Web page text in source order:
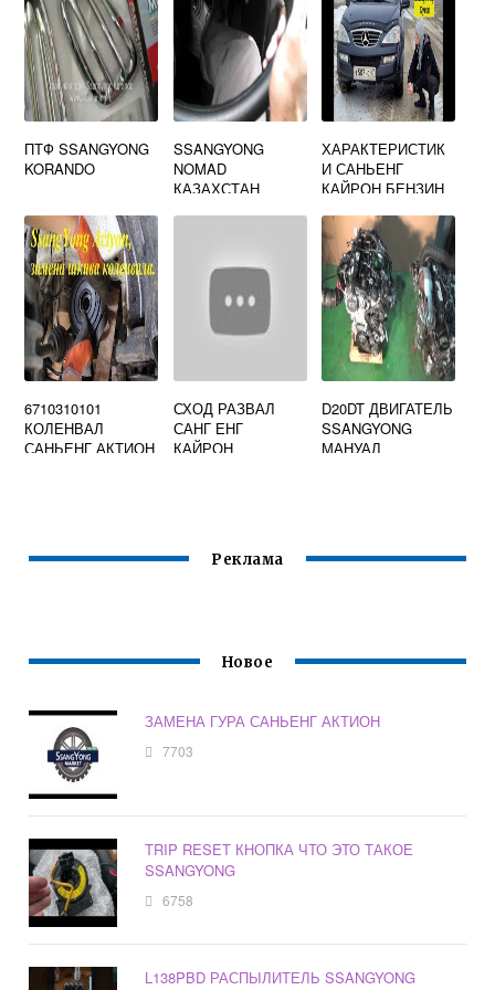
ПТФ SSANGYONG
KORANDO
SSANGYONG
NOMAD
КАЗАХСТАН
ХАРАКТЕРИСТИК
И САНЬЕНГ
КАЙРОН БЕНЗИН
6710310101
КОЛЕНВАЛ
САНЬЕНГ АКТИОН
СХОД РАЗВАЛ
САНГ ЕНГ
КАЙРОН
D20DT ДВИГАТЕЛЬ
SSANGYONG
МАНУАЛ
Реклама
Новое
ЗАМЕНА ГУРА САНЬЕНГ АКТИОН
7703
TRIP RESET КНОПКА ЧТО ЭТО ТАКОЕ
SSANGYONG
6758
L138PBD РАСПЫЛИТЕЛЬ SSANGYONG